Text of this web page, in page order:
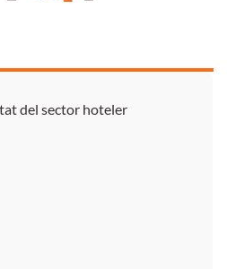
del sector hoteler